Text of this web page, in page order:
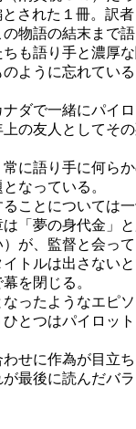
された１冊。訳
物語の結末まで
も語り手と濃厚
ように忘れてい
で一緒にパイ
の友人としてそ
語り手に何ら
なっている。
とについては
「夢の身代金
が、監督と会
トルは出さな
を閉じる。
たようなエピ
とつはパイロッ
に作為が目立
後に読んだバ